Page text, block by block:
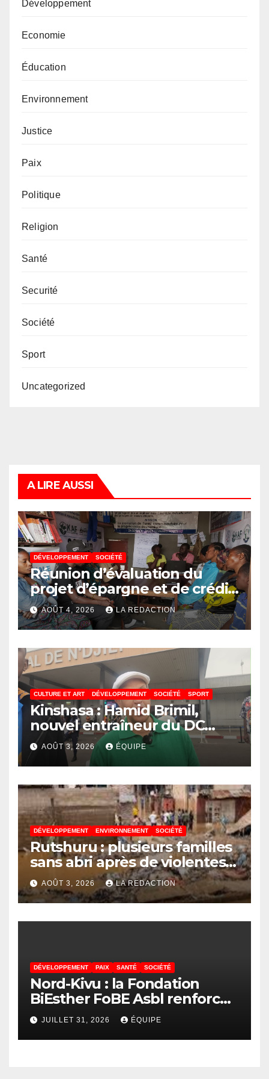
Développement
Economie
Éducation
Environnement
Justice
Paix
Politique
Religion
Santé
Securité
Société
Sport
Uncategorized
A LIRE AUSSI
DÉVELOPPEMENT SOCIÉTÉ
Réunion d’évaluation du
projet d’épargne et de crédit
de JIRANI MSAADA Asbl : des
résultats encourageants et
une expansion annoncée
AOÛT 4, 2026 LA REDACTION
CULTURE ET ART DÉVELOPPEMENT SOCIÉTÉ SPORT
Kinshasa : Hamid Brimil,
nouvel entraîneur du DC
Virunga sur place, cap sur les
préparatifs de la Coupe de la
Confédération de la CAF
AOÛT 3, 2026 ÉQUIPE
DÉVELOPPEMENT ENVIRONNEMENT SOCIÉTÉ
Rutshuru : plusieurs familles
sans abri après de violentes
intempéries à Vitshumbi
AOÛT 3, 2026 LA REDACTION
DÉVELOPPEMENT PAIX SANTÉ SOCIÉTÉ
Nord-Kivu : la Fondation
BiEsther FoBE Asbl renforce
les capacités des acteurs
communautaires sur la
prévention d’Ebola
JUILLET 31, 2026 ÉQUIPE